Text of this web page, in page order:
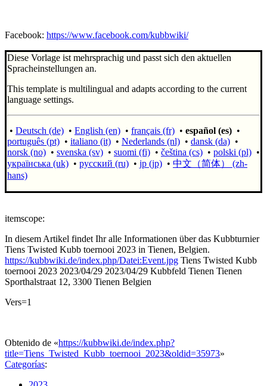
Facebook: https://www.facebook.com/kubbwiki/
Diese Vorlage ist mehrsprachig und passt sich den aktuellen
Spracheinstellungen an.
This template is multilingual and adapts according to the current
language settings.
• Deutsch (de) • English (en) • français (fr) • español (es) •
português (pt) • italiano (it) • Nederlands (nl) • dansk (da) •
norsk (no) • svenska (sv) • suomi (fi) • čeština (cs) • polski (pl) •
українська (uk) • русский (ru) • jp (jp) • 中文（简体）‎ (zh-
hans)
itemscope:
In diesem Artikel findet Ihr alle Informationen über das Kubbturnier
Tiens Twisted Kubb toernooi 2023 in Tienen, Belgien.
https://kubbwiki.de/index.php/Datei:Event.jpg Tiens Twisted Kubb
toernooi 2023 2023/04/29 2023/04/29 Kubbfeld Tienen Tienen
Sporthalstraat 12, 3300 Tienen Belgien
Vers=1
Obtenido de «https://kubbwiki.de/index.php?
title=Tiens_Twisted_Kubb_toernooi_2023&oldid=35973»
Categorías: